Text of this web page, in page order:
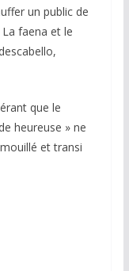
un public de
faena et le
que le
heureuse » ne
et transi